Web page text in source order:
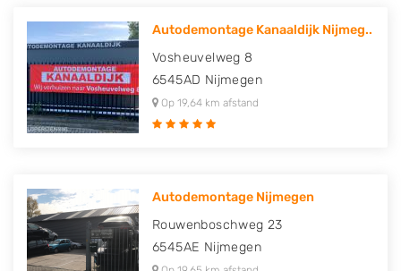
Autodemontage Kanaaldijk Nijmeg..
Vosheuvelweg 8
6545AD Nijmegen
Op 19,64 km afstand
Autodemontage Nijmegen
Rouwenboschweg 23
6545AE Nijmegen